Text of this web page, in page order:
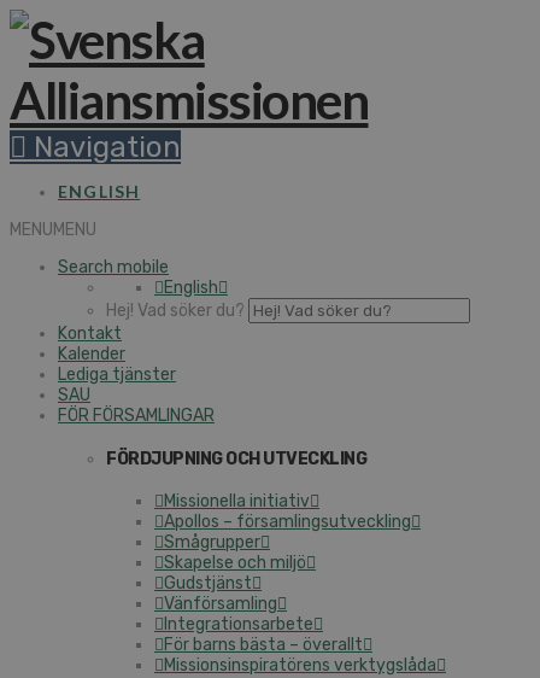
Navigation
ENGLISH
MENUMENU
Search mobile
English
Hej! Vad söker du?
Kontakt
Kalender
Lediga tjänster
SAU
FÖR FÖRSAMLINGAR
FÖRDJUPNING OCH UTVECKLING
Missionella initiativ
Apollos – församlingsutveckling
Smågrupper
Skapelse och miljö
Gudstjänst
Vänförsamling
Integrationsarbete
För barns bästa – överallt
Missionsinspiratörens verktygslåda